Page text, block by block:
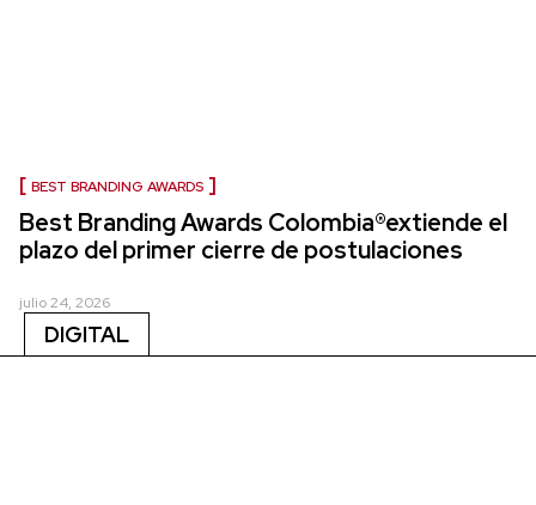
BEST BRANDING AWARDS
Best Branding Awards Colombia®extiende el
plazo del primer cierre de postulaciones
julio 24, 2026
DIGITAL